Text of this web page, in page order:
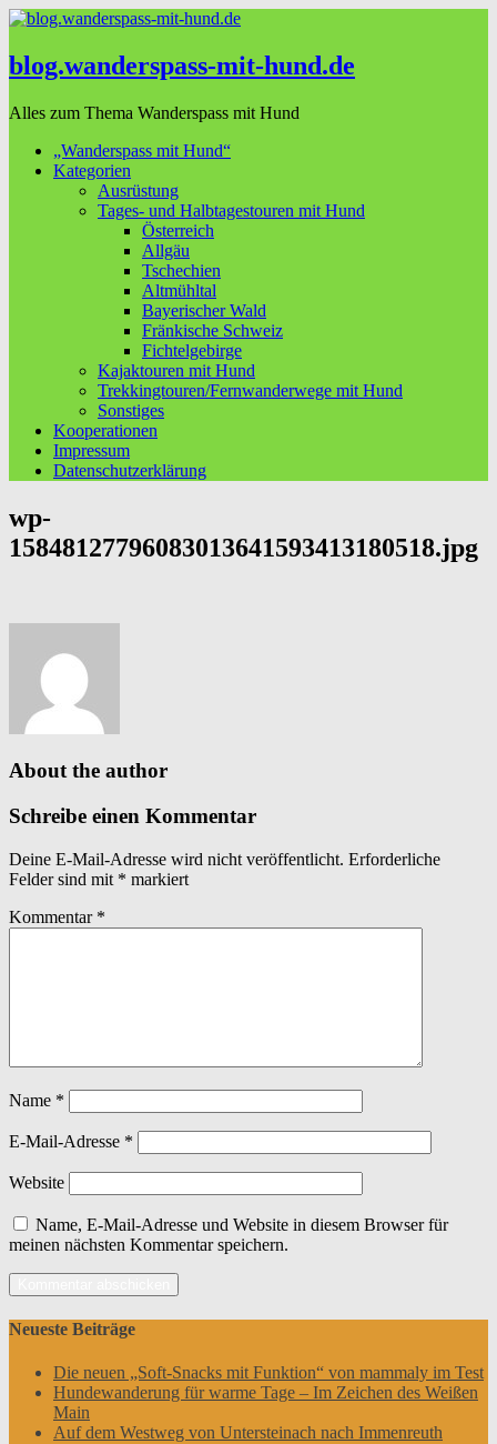
blog.wanderspass-mit-hund.de
Alles zum Thema Wanderspass mit Hund
„Wanderspass mit Hund“
Kategorien
Ausrüstung
Tages- und Halbtagestouren mit Hund
Österreich
Allgäu
Tschechien
Altmühltal
Bayerischer Wald
Fränkische Schweiz
Fichtelgebirge
Kajaktouren mit Hund
Trekkingtouren/Fernwanderwege mit Hund
Sonstiges
Kooperationen
Impressum
Datenschutzerklärung
wp-
15848127796083013641593413180518.jpg
About the author
Schreibe einen Kommentar
Deine E-Mail-Adresse wird nicht veröffentlicht. Erforderliche
Felder sind mit * markiert
Kommentar *
Name *
E-Mail-Adresse *
Website
Name, E-Mail-Adresse und Website in diesem Browser für
meinen nächsten Kommentar speichern.
Neueste Beiträge
Die neuen „Soft-Snacks mit Funktion“ von mammaly im Test
Hundewanderung für warme Tage – Im Zeichen des Weißen
Main
Auf dem Westweg von Untersteinach nach Immenreuth